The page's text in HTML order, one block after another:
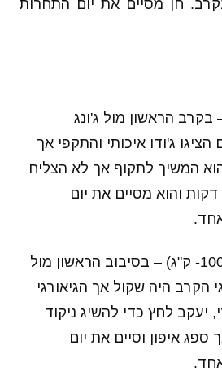
בקרב. חן מסיים את יום התחרות
– בקרב הראשון מול ג'ונג
הציגו ג'ודו איכותי והתקפי אך
הוא המשיך לתקוף אך לא הצליח
להשיג ניקוד בתום 4 דקות והוא מסיים את יום
(100- ק"ג) – בסיבוב הראשון מול
הקרב היה שקול אך הגיאורגי
יעקב לחץ כדי להשיג ניקוד
ספג איפון וסיים את יום